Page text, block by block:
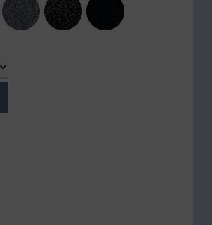
920 Gris 997 Volcan990 Black